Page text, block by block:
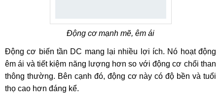
Động cơ mạnh mẽ, êm ái
Động cơ biến tần DC mang lại nhiều lợi ích. Nó hoạt động
êm ái và tiết kiệm năng lượng hơn so với động cơ chổi than
thông thường. Bên cạnh đó, động cơ này có độ bền và tuổi
thọ cao hơn đáng kể.